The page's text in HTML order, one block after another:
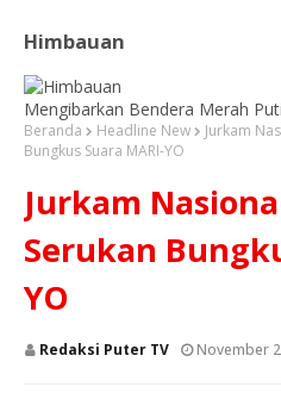
Himbauan
Mengibarkan Bendera Merah
Beranda Headline New
Jurkam
Bungkus Suara MARI-YO
Jurkam
Serukan
YO
Redaksi Puter TV November